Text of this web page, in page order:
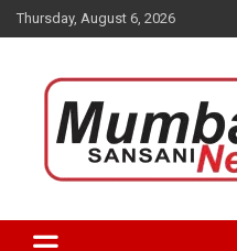
Skip
to
Thursday, August 6, 2026
Mumbai
time updates on recent news